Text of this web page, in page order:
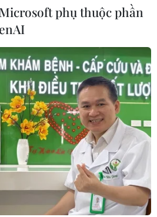
phụ thuộc phần